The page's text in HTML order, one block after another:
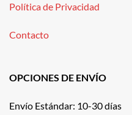
Política de Privacidad
Contacto
OPCIONES DE ENVÍO
Envío Estándar: 10-30 días